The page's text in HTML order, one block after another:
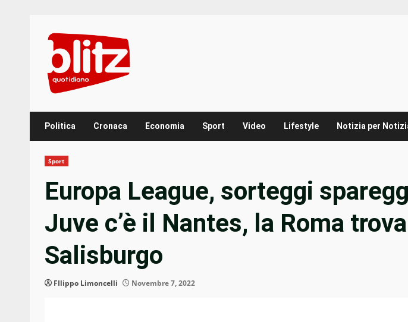
content
Politica Cronaca Economia Sport Video Lifestyle Notizia per
Sport
Europa League, sorteggi
Juve c’è il Nantes, la Roma trova
Salisburgo
FIlippo Limoncelli Novembre 7, 2022